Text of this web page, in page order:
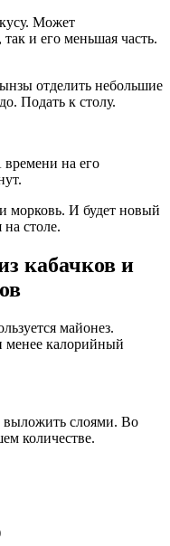
Может
и его меньшая часть.
отделить небольшие
Подать к столу.
на его
морковь. И будет новый
на столе.
кабачков и
майонез.
менее калорийный
выложить слоями. Во
количестве.